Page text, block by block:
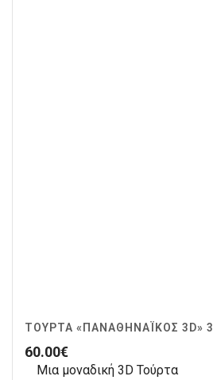
ΤΟΎΡΤΑ «ΠΑΝΑΘΗΝΑΪΚΌΣ 3D» 3
60.00€
Μια μοναδική 3D Τούρτα